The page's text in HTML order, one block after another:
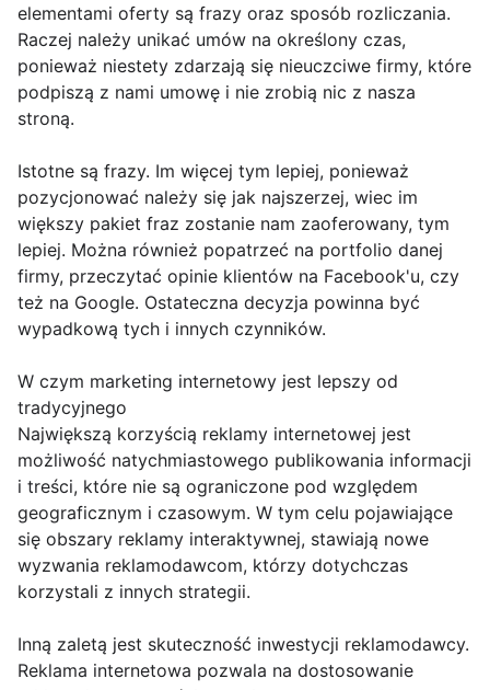
elementami oferty są frazy oraz sposób rozliczania.
Raczej należy unikać umów na określony czas,
ponieważ niestety zdarzają się nieuczciwe firmy, które
podpiszą z nami umowę i nie zrobią nic z nasza
stroną.
Istotne są frazy. Im więcej tym lepiej, ponieważ
pozycjonować należy się jak najszerzej, wiec im
większy pakiet fraz zostanie nam zaoferowany, tym
lepiej. Można również popatrzeć na portfolio danej
firmy, przeczytać opinie klientów na Facebook'u, czy
też na Google. Ostateczna decyzja powinna być
wypadkową tych i innych czynników.
W czym marketing internetowy jest lepszy od
tradycyjnego
Największą korzyścią reklamy internetowej jest
możliwość natychmiastowego publikowania informacji
i treści, które nie są ograniczone pod względem
geograficznym i czasowym. W tym celu pojawiające
się obszary reklamy interaktywnej, stawiają nowe
wyzwania reklamodawcom, którzy dotychczas
korzystali z innych strategii.
Inną zaletą jest skuteczność inwestycji reklamodawcy.
Reklama internetowa pozwala na dostosowanie